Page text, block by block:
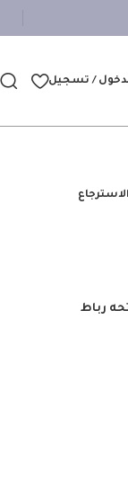
/ تسجيل
رباط